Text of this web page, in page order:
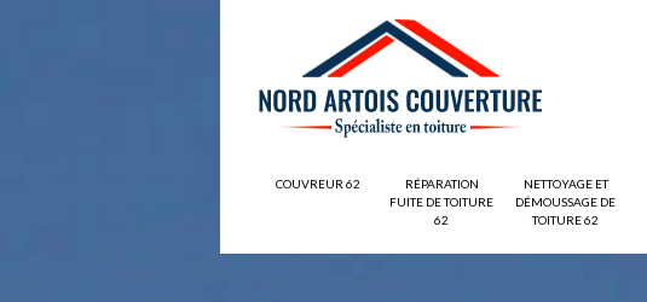
COUVREUR 62
RÉPARATION
FUITE DE TOITURE
62
NETTOYAGE ET
DÉMOUSSAGE DE
TOITURE 62